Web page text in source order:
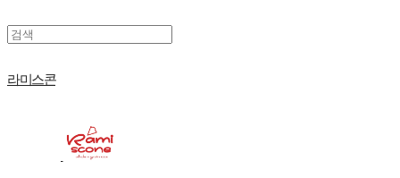
라미스콘